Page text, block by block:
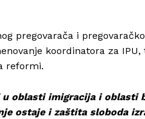
pregovarača i
koordinatora za
reformi.
oblasti imigracija i oblasti
ostaje i zaštita sloboda